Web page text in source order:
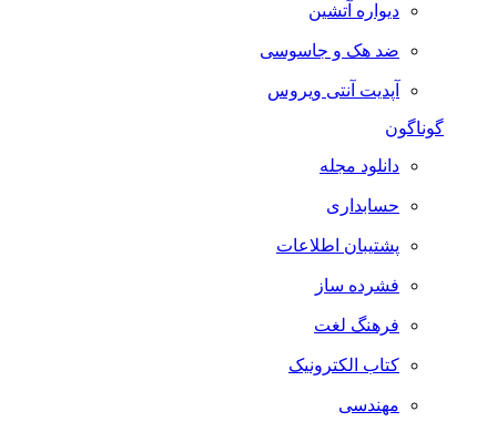
دیواره آتشین
ضد هک و جاسوسی
آپدیت آنتی ویروس
گوناگون
دانلود مجله
حسابداری
پشتیبان اطلاعات
فشرده ساز
فرهنگ لغت
کتاب الکترونیک
مهندسی